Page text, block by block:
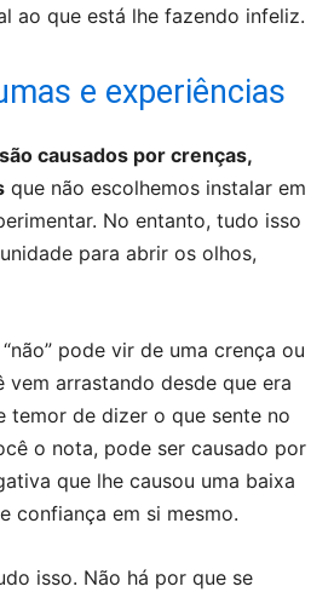
ao que está lhe fazendo infeliz.
e experiências
causados por crenças,
que não escolhemos instalar em
No entanto, tudo isso
para abrir os olhos,
pode vir de uma crença ou
vem arrastando desde que era
temor de dizer o que sente no
o nota, pode ser causado por
que lhe causou uma baixa
confiança em si mesmo.
isso. Não há por que se